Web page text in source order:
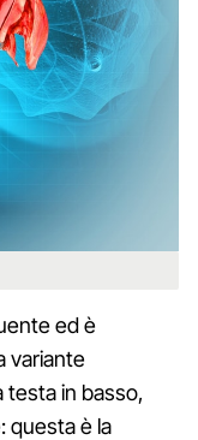
ed è
variante
testa in basso,
questa è la